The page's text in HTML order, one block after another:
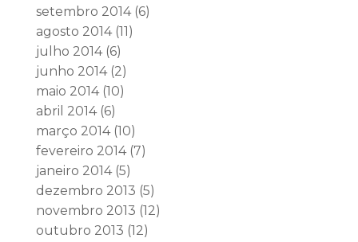
setembro 2014(6)
agosto 2014(11)
julho 2014(6)
junho 2014(2)
maio 2014(10)
abril 2014(6)
março 2014(10)
fevereiro 2014(7)
janeiro 2014(5)
dezembro 2013 (5)
novembro 2013 (12)
outubro 2013 (12)